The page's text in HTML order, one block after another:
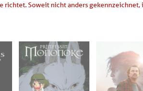
richtet. Soweit nicht anders
Fr. 24.04.2026
21:00
Di.
19:30